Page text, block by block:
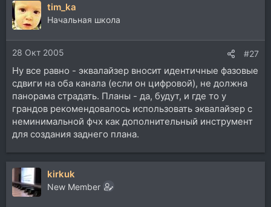
tim_ka
Начальная школа
28 Окт 2005 #27
Ну все равно - эквалайзер вносит идентичные фазовые
сдвиги на оба канала (если он цифровой), не должна
панорама страдать. Планы - да, будут, и где то у
грандов рекомендовалось использовать эквалайзер с
неминимальной фчх как дополнительный инструмент
для создания заднего плана.
kirkuk
New Member